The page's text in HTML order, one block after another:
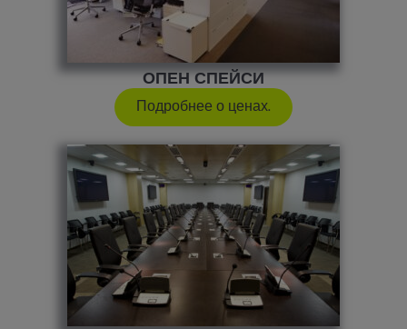
ОПЕН СПЕЙСИ
Подробнее о ценах.